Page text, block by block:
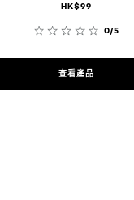
HK$99
0/5
查看產品